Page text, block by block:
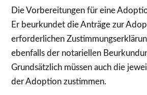
Die Vorbereitungen für eine
Er beurkundet die Anträge zur
erforderlichen
ebenfalls der notariellen
Grundsätzlich müssen auch die
der Adoption zustimmen.